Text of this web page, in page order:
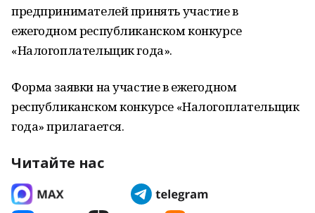
предпринимателей принять участие в
ежегодном республиканском конкурсе
«Налогоплательщик года».
Форма заявки на участие в ежегодном
республиканском конкурсе «Налогоплательщик
года» прилагается.
Читайте нас